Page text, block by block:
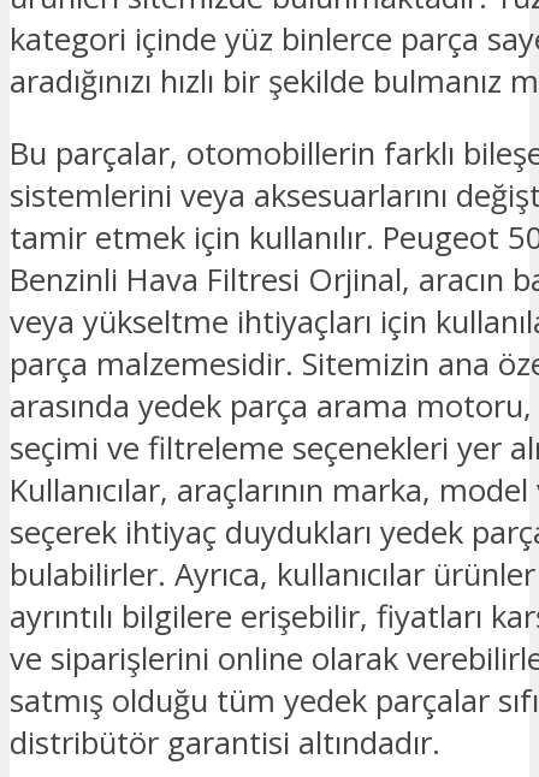
kategori içinde yüz binlerce parça
aradığınızı hızlı bir şekilde bulmanız
Bu parçalar, otomobillerin farklı
sistemlerini veya aksesuarlarını
tamir etmek için kullanılır. Peugeot
Benzinli Hava Filtresi Orjinal, aracın
veya yükseltme ihtiyaçları için
parça malzemesidir. Sitemizin ana
arasında yedek parça arama
seçimi ve filtreleme seçenekleri yer
Kullanıcılar, araçlarının marka, model
seçerek ihtiyaç duydukları yedek
bulabilirler. Ayrıca, kullanıcılar
ayrıntılı bilgilere erişebilir, fiyatları
ve siparişlerini online olarak
satmış olduğu tüm yedek parçalar
distribütör garantisi altındadır.